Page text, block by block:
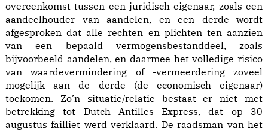
overeenkomst tussen een juridisch eigenaar, zoals een
aandeelhouder van aandelen, en een derde wordt
afgesproken dat alle rechten en plichten ten aanzien
van een bepaald vermogensbestanddeel, zoals
bijvoorbeeld aandelen, en daarmee het volledige risico
van waardevermindering of -vermeerdering zoveel
mogelijk aan de derde (de economisch eigenaar)
toekomen. Zo’n situatie/relatie bestaat er niet met
betrekking tot Dutch Antilles Express, dat op 30
augustus failliet werd verklaard. De raadsman van het